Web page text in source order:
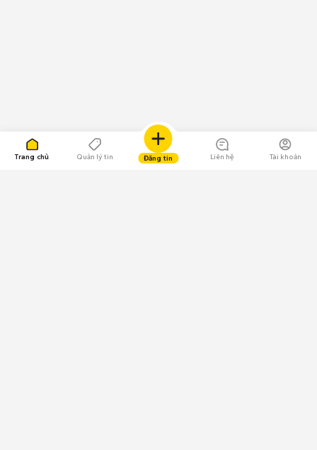
Trang chủ Quản lý tin Đăng tin Liên hệ Tài khoản